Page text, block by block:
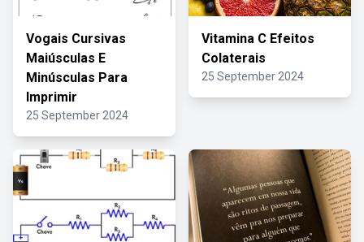
Vogais Cursivas
Maiúsculas E
Minúsculas Para
Imprimir
25 September 2024
Vitamina C Efeitos
Colaterais
25 September 2024